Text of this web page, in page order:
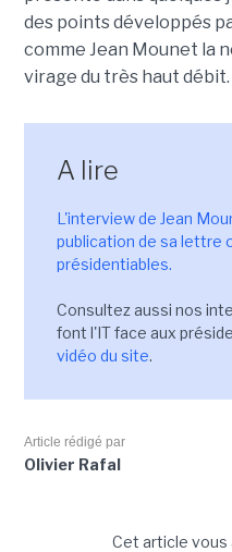
des points développés
comme Jean Mounet la
virage du très haut débit.
A lire
L'interview de Jean
publication de sa lettre
présidentiables.
Consultez aussi nos
font l'IT face aux
vidéo du site.
Article rédigé par
Olivier Rafal
Cet article vous